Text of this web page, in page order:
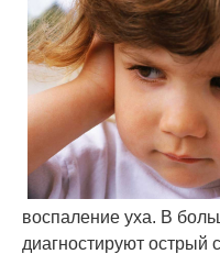
воспаление уха. В
диагностируют острый